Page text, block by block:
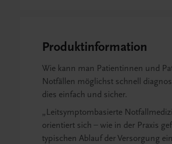
Produktinformation
Wie kann man Patientinnen und
Notfällen möglichst schnell
dies einfach und sicher.
„Leitsymptombasierte
orientiert sich – wie in der Praxis
typischen Ablauf der Versorgung